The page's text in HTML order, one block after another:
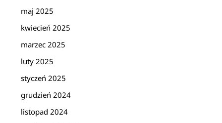
maj 2025
kwiecień 2025
marzec 2025
luty 2025
styczeń 2025
grudzień 2024
listopad 2024